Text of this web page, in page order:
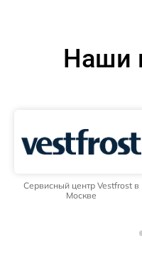
Наши
Сервисный центр Vestfrost в
Москве